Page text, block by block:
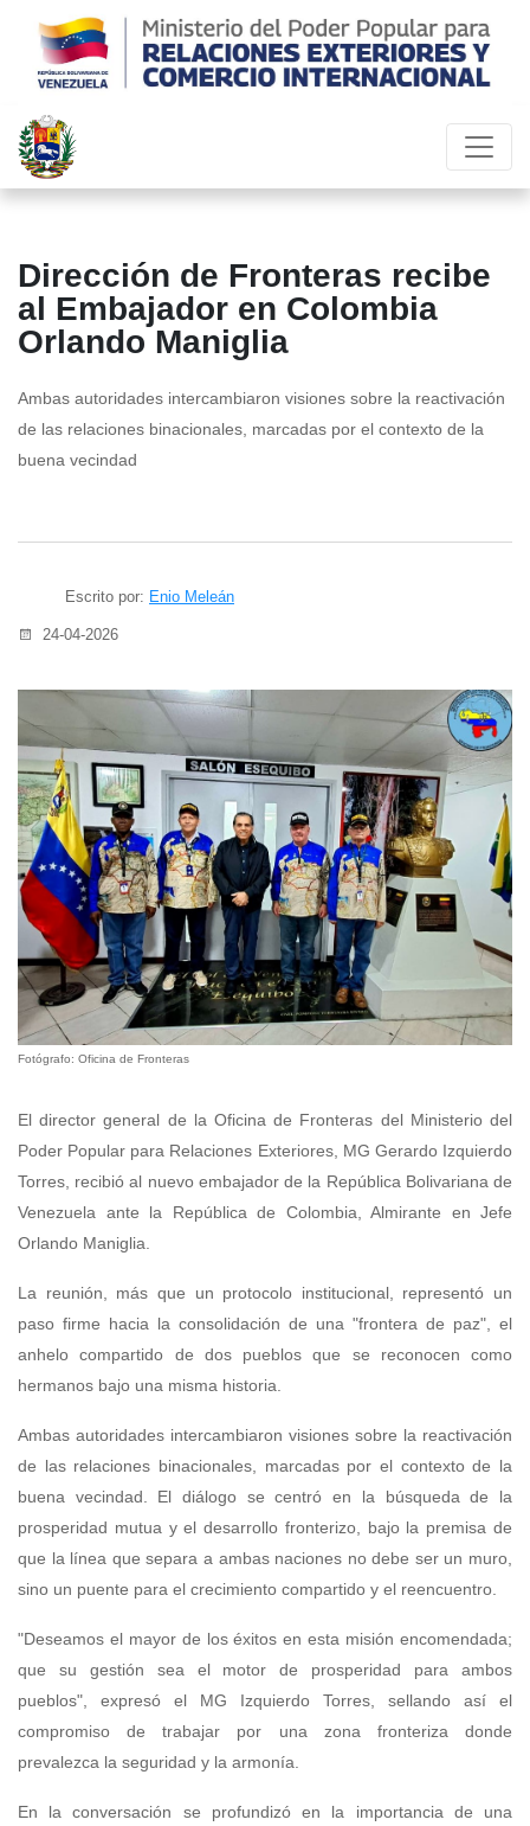
Dirección de Fronteras recibe
al Embajador en Colombia
Orlando Maniglia
Ambas autoridades intercambiaron visiones sobre la reactivación
de las relaciones binacionales, marcadas por el contexto de la
buena vecindad
Escrito por: Enio Meleán
24-04-2026
Fotógrafo: Oficina de Fronteras
El director general de la Oficina de Fronteras del Ministerio del
Poder Popular para Relaciones Exteriores, MG Gerardo Izquierdo
Torres, recibió al nuevo embajador de la República Bolivariana de
Venezuela ante la República de Colombia, Almirante en Jefe
Orlando Maniglia.
La reunión, más que un protocolo institucional, representó un
paso firme hacia la consolidación de una "frontera de paz", el
anhelo compartido de dos pueblos que se reconocen como
hermanos bajo una misma historia.
Ambas autoridades intercambiaron visiones sobre la reactivación
de las relaciones binacionales, marcadas por el contexto de la
buena vecindad. El diálogo se centró en la búsqueda de la
prosperidad mutua y el desarrollo fronterizo, bajo la premisa de
que la línea que separa a ambas naciones no debe ser un muro,
sino un puente para el crecimiento compartido y el reencuentro.
"Deseamos el mayor de los éxitos en esta misión encomendada;
que su gestión sea el motor de prosperidad para ambos
pueblos", expresó el MG Izquierdo Torres, sellando así el
compromiso de trabajar por una zona fronteriza donde
prevalezca la seguridad y la armonía.
En la conversación se profundizó en la importancia de una